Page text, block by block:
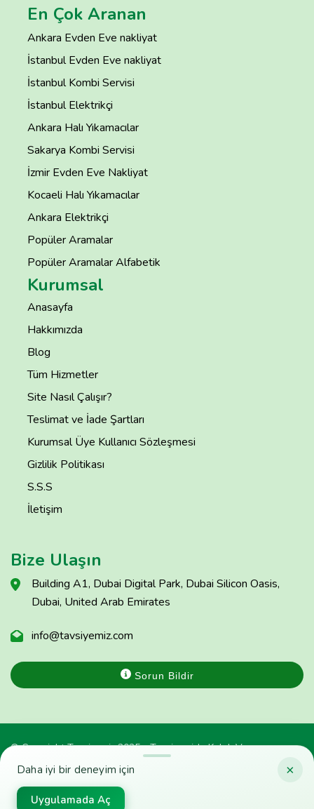
×
Daha iyi bir deneyim için
Uygulamada Aç
En Çok Aranan
Ankara Evden Eve nakliyat
İstanbul Evden Eve nakliyat
İstanbul Kombi Servisi
İstanbul Elektrikçi
Ankara Halı Yıkamacılar
Sakarya Kombi Servisi
İzmir Evden Eve Nakliyat
Kocaeli Halı Yıkamacılar
Ankara Elektrikçi
Popüler Aramalar
Popüler Aramalar Alfabetik
Kurumsal
Anasayfa
Hakkımızda
Blog
Tüm Hizmetler
Site Nasıl Çalışır?
Teslimat ve İade Şartları
Kurumsal Üye Kullanıcı Sözleşmesi
Gizlilik Politikası
S.S.S
İletişim
Bize Ulaşın
Building A1, Dubai Digital Park, Dubai Silicon Oasis,
Dubai, United Arab Emirates
info@tavsiyemiz.com
Sorun Bildir
© Copyright Tavsiyemiz 2025 - Tavsiyemiz'e Kulak Ver